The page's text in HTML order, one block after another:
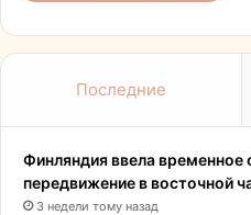
Последние
Финляндия ввела временное
передвижение в восточной
3 недели тому назад